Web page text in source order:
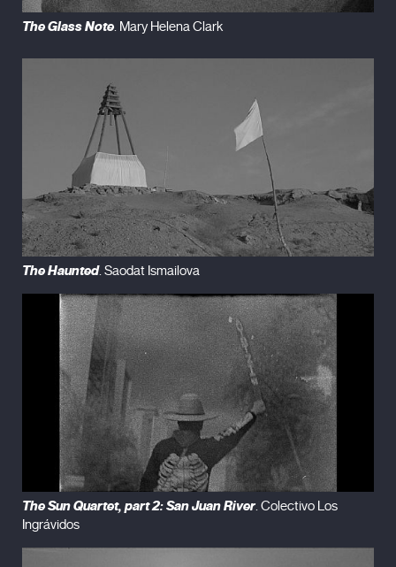
The Glass Note. Mary Helena Clark
The Haunted. Saodat Ismailova
The Sun Quartet, part 2: San Juan River. Colectivo Los
Ingrávidos